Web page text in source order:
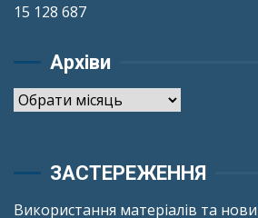
15 128 687
Архіви
Архіви
ЗАСТЕРЕЖЕННЯ
Використання матеріалів та